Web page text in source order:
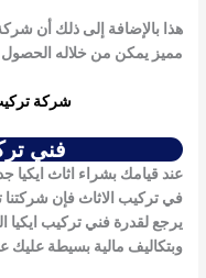
هذا بالإضافة إلى ذلك أن
مميز يمكن من خلاله
شركة
فني
عند قيامك بشراء اثاث ايكيا
في تركيب الاثاث فإن
يرجع لقدرةفني تركيب ايكيا
وبتكاليف مالية بسيطة عليك